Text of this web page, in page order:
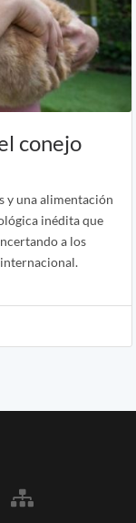
conejo
y una alimentación
inédita que
a los